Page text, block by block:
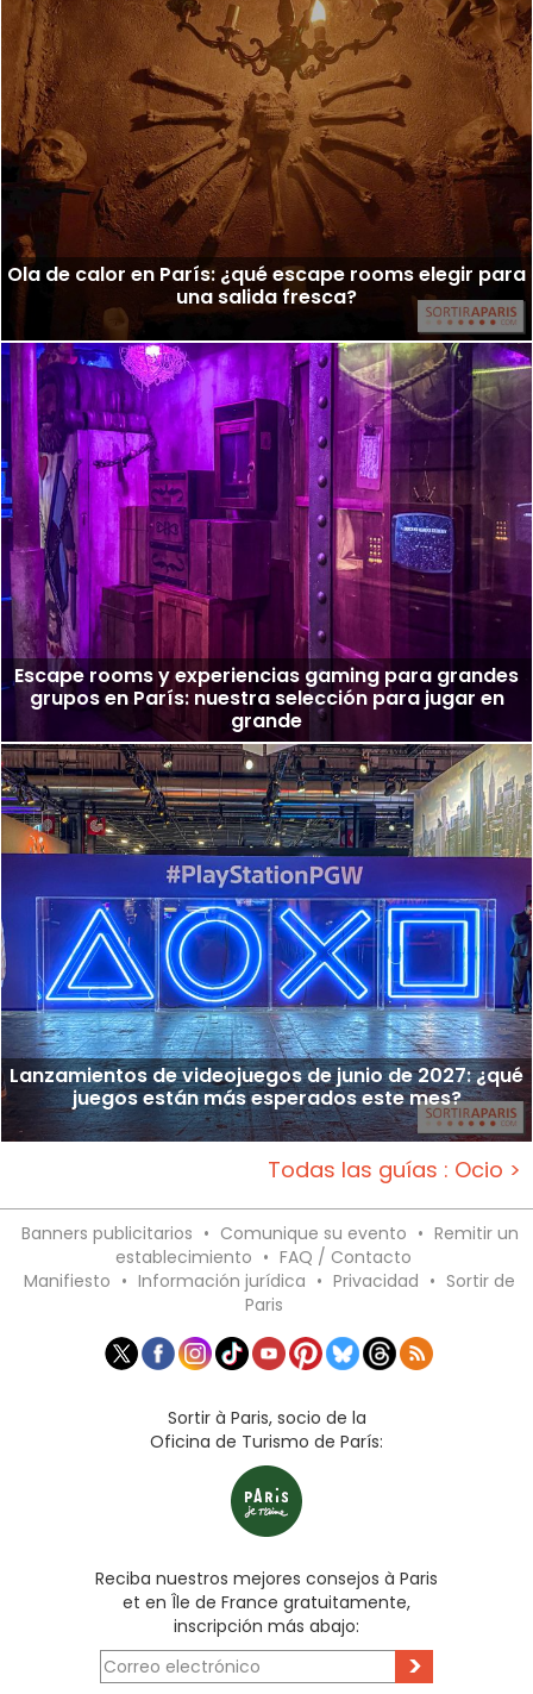
Ola de calor en París: ¿qué escape rooms elegir para
una salida fresca?
Escape rooms y experiencias gaming para grandes
grupos en París: nuestra selección para jugar en
grande
Lanzamientos de videojuegos de junio de 2027: ¿qué
juegos están más esperados este mes?
Todas las guías : Ocio >
Banners publicitarios • Comunique su evento • Remitir un
establecimiento • FAQ / Contacto
Manifiesto • Información jurídica • Privacidad • Sortir de
Paris
Sortir à Paris, socio de la
Oficina de Turismo de París:
Reciba nuestros mejores consejos à Paris
et en Île de France gratuitamente,
inscripción más abajo:
>